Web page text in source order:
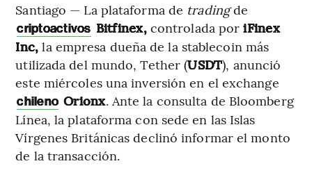
Santiago — La plataforma de tradingde
criptoactivos Bitfinex,controlada poriFinex
Inc, la empresa dueña de la stablecoin más
utilizada del mundo, Tether (USDT), anunció
este miércoles una inversión en el exchange
chileno Orionx. Ante la consulta de Bloomberg
Línea, la plataforma con sede en las Islas
Vírgenes Británicas declinó informar el monto
de la transacción.